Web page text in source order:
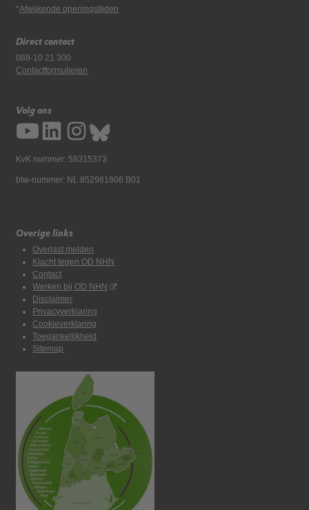
*Afwijkende openingstijden
Direct contact
088-10 21 300
Contactformulieren
Volg ons
KvK nummer: 58315373
btw-nummer: NL 852981806 B01
Overige links
Overlast melden
Klacht tegen OD NHN
Contact
Werken bij OD NHN
Disclaimer
Privacyverklaring
Cookieverklaring
Toegankelijkheid
Sitemap